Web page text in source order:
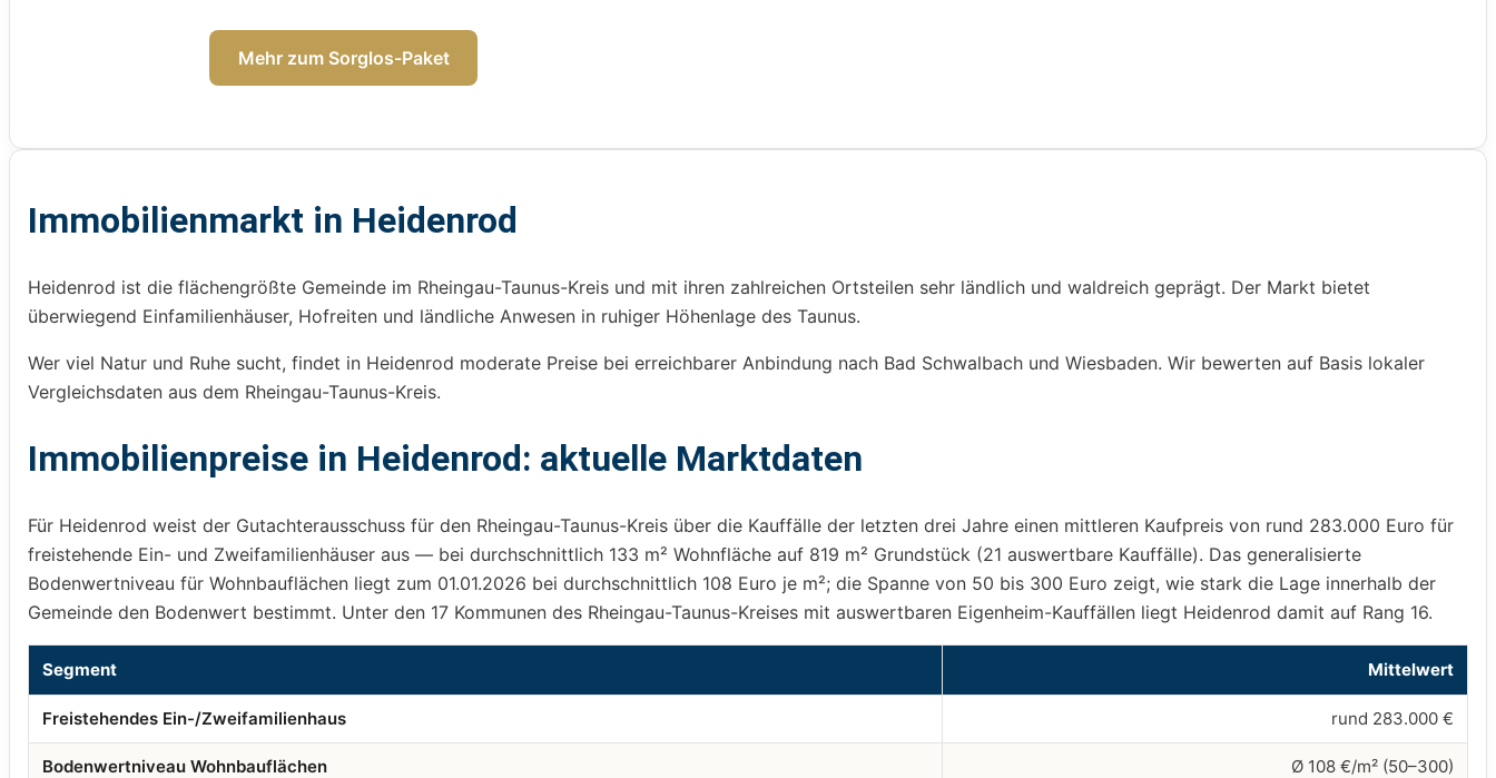
Mehr zum Sorglos-Paket
Immobilienmarkt in Heidenrod
Heidenrod ist die flächengrößte Gemeinde im Rheingau-Taunus-Kreis und mit ihren zahlreichen Ortsteilen sehr ländlich und waldreich geprägt. Der Markt bietet
überwiegend Einfamilienhäuser, Hofreiten und ländliche Anwesen in ruhiger Höhenlage des Taunus.
Wer viel Natur und Ruhe sucht, findet in Heidenrod moderate Preise bei erreichbarer Anbindung nach Bad Schwalbach und Wiesbaden. Wir bewerten auf Basis lokaler
Vergleichsdaten aus dem Rheingau-Taunus-Kreis.
Immobilienpreise in Heidenrod: aktuelle Marktdaten
Für Heidenrod weist der Gutachterausschuss für den Rheingau-Taunus-Kreis über die Kauffälle der letzten drei Jahre einen mittleren Kaufpreis von rund 283.000 Euro für
freistehende Ein- und Zweifamilienhäuser aus — bei durchschnittlich 133 m² Wohnfläche auf 819 m² Grundstück (21 auswertbare Kauffälle). Das generalisierte
Bodenwertniveau für Wohnbauflächen liegt zum 01.01.2026 bei durchschnittlich 108 Euro je m²; die Spanne von 50 bis 300 Euro zeigt, wie stark die Lage innerhalb der
Gemeinde den Bodenwert bestimmt. Unter den 17 Kommunen des Rheingau-Taunus-Kreises mit auswertbaren Eigenheim-Kauffällen liegt Heidenrod damit auf Rang 16.
Segment Mittelwert
Freistehendes Ein-/Zweifamilienhaus rund 283.000 €
Bodenwertniveau Wohnbauflächen Ø 108 €/m² (50–300)